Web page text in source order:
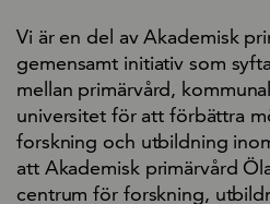
Vi är en del av Akademisk
gemensamt initiativ som
mellan primärvård,
universitet för att förbättra
forskning och utbildning
att Akademisk primärvård
centrum för forskning,